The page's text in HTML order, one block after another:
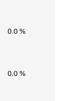
0.0 %
0.0 %